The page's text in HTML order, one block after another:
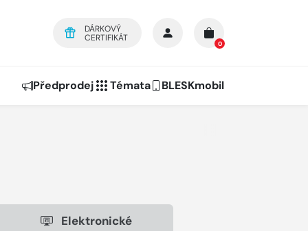
DÁRKOVÝ
CERTIFIKÁT
0
Předprodej Témata BLESKmobil
Elektronické